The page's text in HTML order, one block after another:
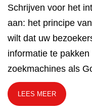
Schrijven voor het
aan: het principe
wilt dat uw
informatie te
zoekmachines als
LEES MEER